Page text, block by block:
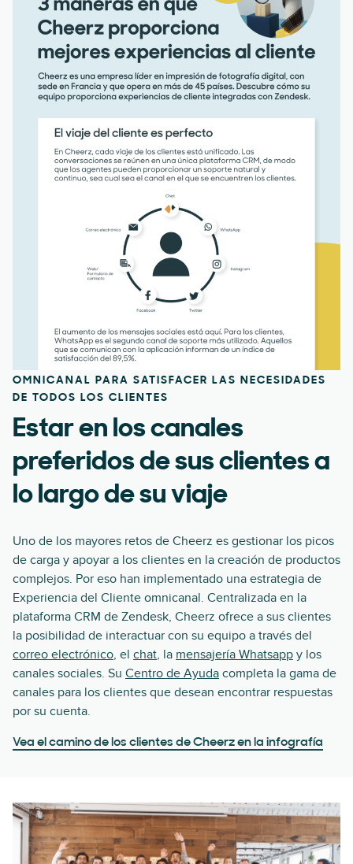
OMNICANAL PARA SATISFACER LAS NECESIDADES
DE TODOS LOS CLIENTES
Estar en los canales
preferidos de sus clientes a
lo largo de su viaje
Uno de los mayores retos de Cheerz es gestionar los picos
de carga y apoyar a los clientes en la creación de productos
complejos. Por eso han implementado una estrategia de
Experiencia del Cliente omnicanal. Centralizada en la
plataforma CRM de Zendesk, Cheerz ofrece a sus clientes
la posibilidad de interactuar con su equipo a través del
correo electrónico, el chat, la mensajería Whatsapp y los
canales sociales. Su Centro de Ayuda completa la gama de
canales para los clientes que desean encontrar respuestas
por su cuenta.
Vea el camino de los clientes de Cheerz en la infografía